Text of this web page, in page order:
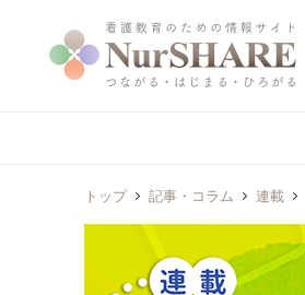
トップ 記事・コラム 連載